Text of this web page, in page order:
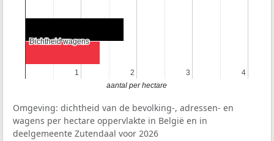
1
1 2
2 3
3 4
4
Dichtheid wagens
Dichtheid wagens
aantal per hectare
Omgeving: dichtheid van de bevolking-, adressen- en
wagens per hectare oppervlakte in België en in
deelgemeente Zutendaal voor 2026